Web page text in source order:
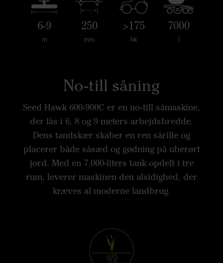
6-9
m
250
mm
>175
hk
7000
No-till såning
Seed Hawk 600-900C er en no-till såmaskine,
der fås i 6, 8 og 9 meters arbejdsbredde.
Dens tandskær skaber en ren sårille og
placerer både såsæd og gødning på uberørt
jord. Med en 7.000-liters tank opdelt i tre
rum, leverer maskinen den alsidighed, der
kræves af moderne landbrug.